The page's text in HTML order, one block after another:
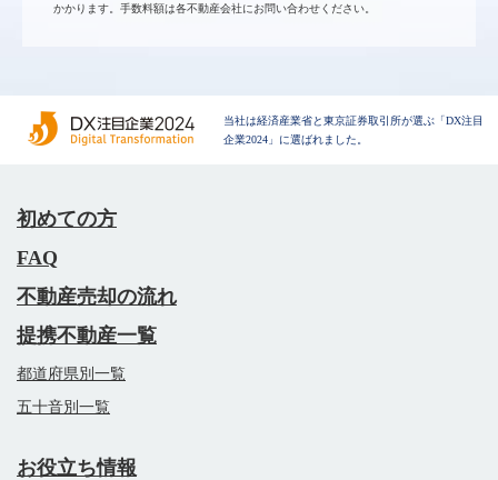
かかります。手数料額は各不動産会社にお問い合わせください。
当社は経済産業省と東京証券取引所が選ぶ「DX注目
企業2024」に選ばれました。
初めての方
FAQ
不動産売却の流れ
提携不動産一覧
都道府県別一覧
五十音別一覧
お役立ち情報